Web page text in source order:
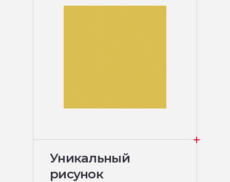
Уникальный
рисунок